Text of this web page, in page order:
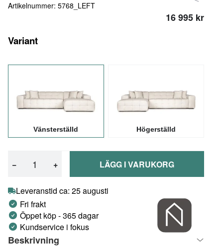
Artikelnummer: 5768_LEFT
16 995 kr
Variant
Vänsterställd Högerställd
− + LÄGG I VARUKORG
Leveranstid ca: 25 augusti
Fri frakt
Öppet köp - 365 dagar
Kundservice i fokus
Beskrivning